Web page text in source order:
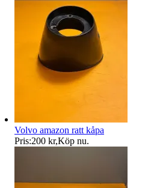
Volvo amazon ratt kåpa
Pris:200 kr,Köp nu.